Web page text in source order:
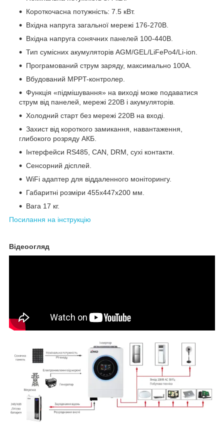
Короткочасна потужність: 7.5 кВт.
Вхідна напруга загальної мережі 176-270В.
Вхідна напруга сонячних панелей 100-440В.
Тип сумісних акумуляторів AGM/GEL/LiFePo4/Li-ion.
Програмований струм заряду, максимально 100А.
Вбудований MPPT-контролер.
Функція «підмішування» на виході може подаватися
струм від панелей, мережі 220В і акумуляторів.
Холодний старт без мережі 220В на вході.
Захист від короткого замикання, навантаження,
глибокого розряду АКБ.
Інтерфейси RS485, CAN, DRM, сухі контакти.
Сенсорний дісплей.
WiFi адаптер для віддаленного моніторингу.
Габаритні розміри 455х447х200 мм.
Вага 17 кг.
Посилання на інструкцію
Відеоогляд